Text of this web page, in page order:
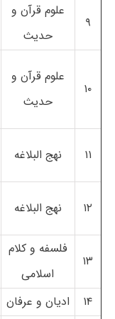
۹
علوم قرآن و
حدیث
۱۰
علوم قرآن و
حدیث
۱۱ نهج البلاغه
۱۲ نهج البلاغه
۱۳
فلسفه و کلام
اسلامی
۱۴
ادیان و عرفان